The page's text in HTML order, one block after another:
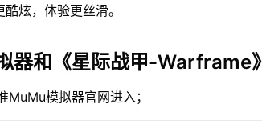
炫，体验更丝滑。
器和《星际战甲-Warframe
MuMu模拟器官网进入；